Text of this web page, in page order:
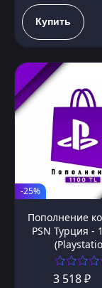
Купить
-25%
Пополнение
PSN Турция -
3 518 ₽